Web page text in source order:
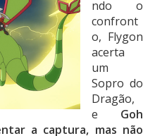
ndo o
confront
o, Flygon
acerta
um
Sopro do
Dragão,
e Goh
a captura, mas não